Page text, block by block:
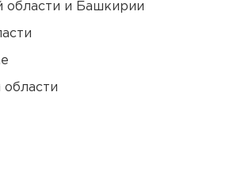
области и Башкирии